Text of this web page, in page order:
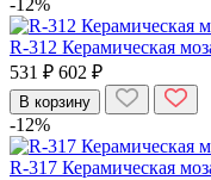
R-312 Керамическая
531 ₽ 602 ₽
В корзину
-12%
R-317 Керамическая